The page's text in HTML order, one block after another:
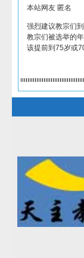
本站网友 匿名
强烈建议教宗们
教宗们被选举的
该提前到75岁或